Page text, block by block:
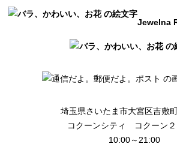
Jewelna
埼玉県さいたま市大宮区吉敷
コクーンシティ コクーン
10:00～21:00